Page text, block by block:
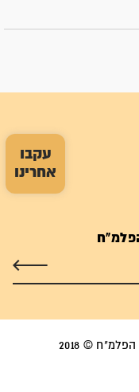
עקבו
אחרינו
© 2018